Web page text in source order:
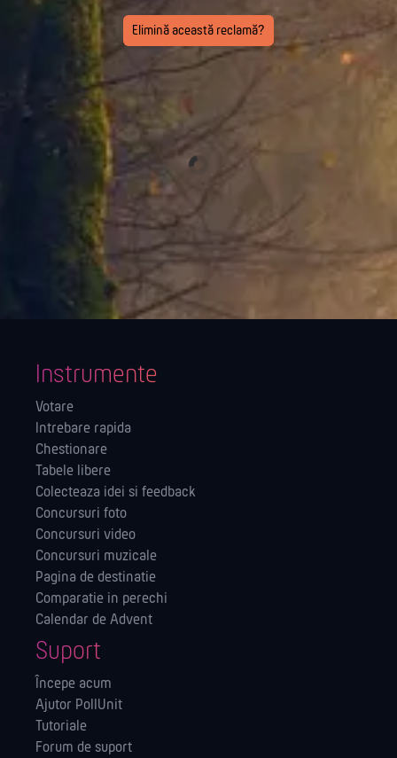
Elimină această reclamă?
Instrumente
Votare
Intrebare rapida
Chestionare
Tabele libere
Colecteaza idei si feedback
Concursuri foto
Concursuri video
Concursuri muzicale
Pagina de destinatie
Comparatie in perechi
Calendar de Advent
Suport
Începe acum
Ajutor PollUnit
Tutoriale
Forum de suport